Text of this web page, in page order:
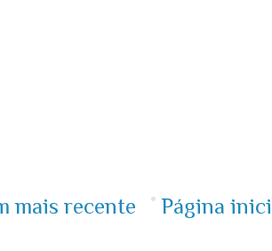
mais recente Página